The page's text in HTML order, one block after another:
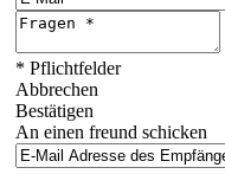
* Pflichtfelder
Abbrechen
Bestätigen
An einen freund schicken